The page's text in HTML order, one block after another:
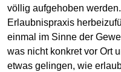
völlig aufgehoben
Erlaubnispraxis
einmal im Sinne der
was nicht konkret vor Ort
etwas gelingen, wie